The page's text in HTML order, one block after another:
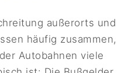
außerorts und
häufig zusammen,
Autobahnen viele